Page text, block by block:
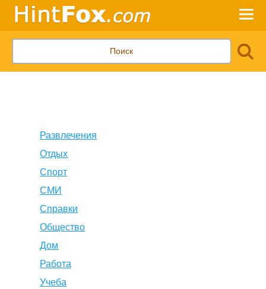
Развлечения
Отдых
Спорт
СМИ
Справки
Общество
Дом
Работа
Учеба